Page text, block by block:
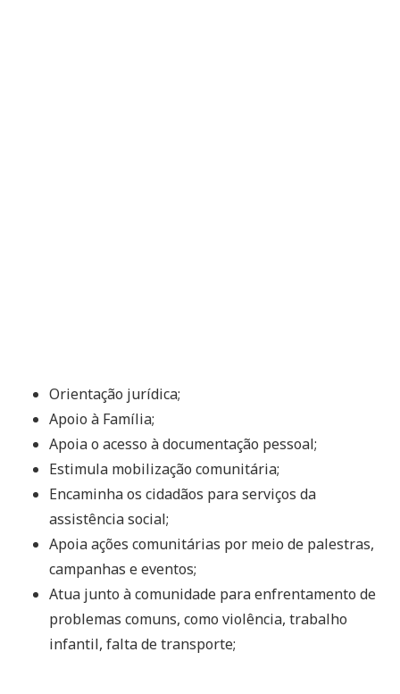
Orientação jurídica;
Apoio à Família;
Apoia o acesso à documentação pessoal;
Estimula mobilização comunitária;
Encaminha os cidadãos para serviços da
assistência social;
Apoia ações comunitárias por meio de palestras,
campanhas e eventos;
Atua junto à comunidade para enfrentamento de
problemas comuns, como violência, trabalho
infantil, falta de transporte;